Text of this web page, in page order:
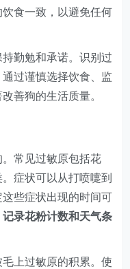
食一致，以避免任何
勤勉和承诺。识别过
过谨慎选择饮食、监
善狗的生活质量。
常见过敏原包括花
症状可以从打喷嚏到
些症状出现的时间可
记录花粉计数和天气条
上过敏原的积累。使